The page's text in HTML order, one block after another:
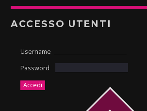
ACCESSO UTENTI
Username
Password